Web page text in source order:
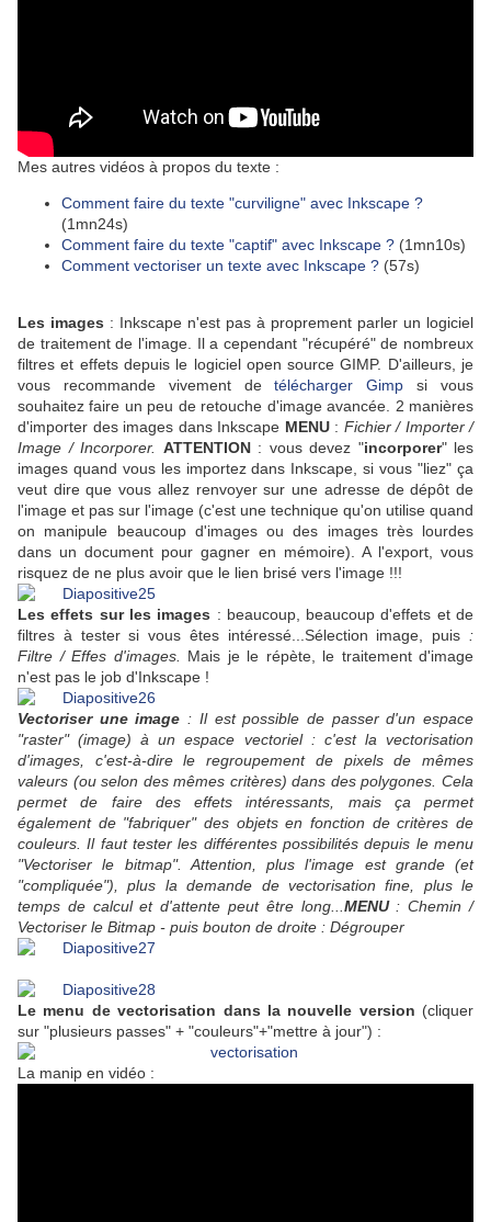
Mes autres vidéos à propos du texte :
Comment faire du texte "curviligne" avec Inkscape ?
(1mn24s)
Comment faire du texte "captif" avec Inkscape ? (1mn10s)
Comment vectoriser un texte avec Inkscape ? (57s)
Les images : Inkscape n'est pas à proprement parler un logiciel
de traitement de l'image. Il a cependant "récupéré" de nombreux
filtres et effets depuis le logiciel open source GIMP. D'ailleurs, je
vous recommande vivement detélécharger Gimp si vous
souhaitez faire un peu de retouche d'image avancée. 2 manières
d'importer des images dans Inkscape MENU: Fichier / Importer /
Image / Incorporer. ATTENTION: vous devez "incorporer" les
images quand vous les importez dans Inkscape, si vous "liez" ça
veut dire que vous allez renvoyer sur une adresse de dépôt de
l'image et pas sur l'image (c'est une technique qu'on utilise quand
on manipule beaucoup d'images ou des images très lourdes
dans un document pour gagner en mémoire). A l'export, vous
risquez de ne plus avoir que le lien brisé vers l'image !!!
Les effets sur les images : beaucoup, beaucoup d'effets et de
filtres à tester si vous êtes intéressé...Sélection image, puis :
Filtre / Effes d'images. Mais je le répète, le traitement d'image
n'est pas le job d'Inkscape !
Vectoriser une image : Il est possible de passer d'un espace
"raster" (image) à un espace vectoriel : c'est la vectorisation
d'images, c'est-à-dire le regroupement de pixels de mêmes
valeurs (ou selon des mêmes critères) dans des polygones. Cela
permet de faire des effets intéressants, mais ça permet
également de "fabriquer" des objets en fonction de critères de
couleurs. Il faut tester les différentes possibilités depuis le menu
"Vectoriser le bitmap". Attention, plus l'image est grande (et
"compliquée"), plus la demande de vectorisation fine, plus le
temps de calcul et d'attente peut être long... MENU:Chemin /
Vectoriser le Bitmap - puis bouton de droite : Dégrouper
Le menu de vectorisation dans la nouvelle version (cliquer
sur "plusieurs passes" + "couleurs"+"mettre à jour") :
La manip en vidéo :